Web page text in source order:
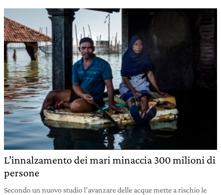
L’innalzamento dei mari minaccia 300 milioni di
persone
Secondo un nuovo studio l’avanzare delle acque mette a rischio le